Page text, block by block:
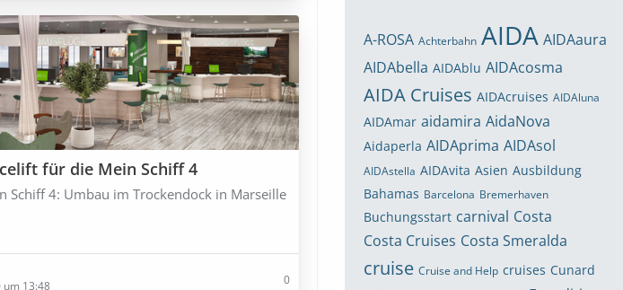
für die Mein Schiff 4
Schiff 4: Umbau im Trockendock in Marseille
um 13:48
0
A-ROSA Achterbahn AIDA AIDAaura
AIDAbella AIDAblu AIDAcosma
AIDA Cruises AIDAcruises AIDAluna
AIDAmar aidamira AidaNova
Aidaperla AIDAprima AIDAsol
AIDAstella AIDAvita Asien Ausbildung
Bahamas Barcelona Bremerhaven
Buchungsstart carnival Costa
Costa Cruises Costa Smeralda
cruise Cruise and Help cruises Cunard